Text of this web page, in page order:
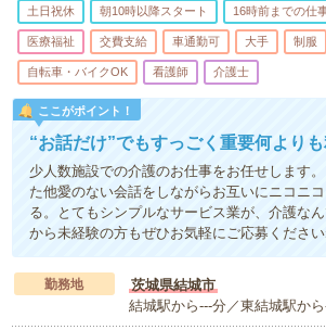
土日祝休 朝10時以降スタート 16時前までの仕
医療福祉 交費支給 車通勤可 大手 制服
自転車・バイクOK 看護師 介護士
ここがポイント！
“お話だけ”でもすっごく重要何より
少人数施設での介護のお仕事をお任せします
た他愛のない会話をしながらお互いにニコニ
る。とてもシンプルなサービス業が、介護な
から未経験の方もぜひお気軽にご応募くださ
勤務地
茨城県結城市
結城駅から---分／東結城駅か